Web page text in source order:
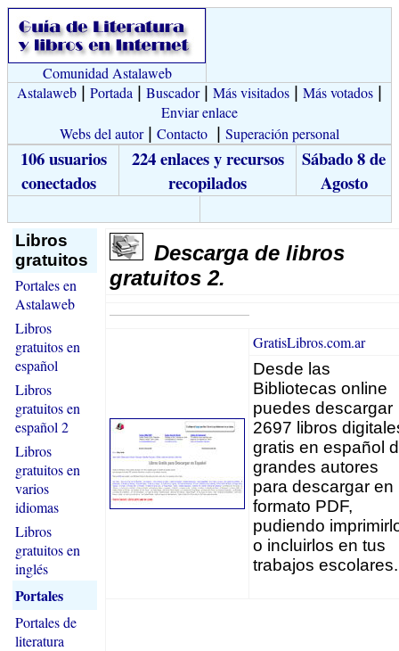
Comunidad Astalaweb
Astalaweb
Portada Buscador| Más visitados Más votados
Enviar enlace
Webs del autor| Contacto Superación personal
106 usuarios
conectados
224 enlaces y recursos
recopilados
Sábado 8 de
Agosto
Libros
gratuitos
Portales en
Astalaweb
Libros
gratuitos en
español
Libros
gratuitos en
español 2
Libros
gratuitos en
varios
idiomas
Libros
gratuitos en
inglés
Portales
Portales de
literatura
Descarga de libros
gratuitos 2.
GratisLibros.com.ar
Desde las
Bibliotecas online
puedes descargar
2697 libros
gratis en español
grandes autores
para descargar en
formato PDF,
pudiendo
o incluirlos en tus
trabajos escolares.